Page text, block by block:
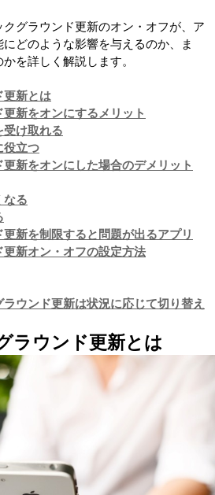
グラウンド更新のオン・オフが、ア
どのような影響を与えるのか、ま
を詳しく解説します。
更新とは
新をオンにするメリット
け取れる
役立つ
新をオンにした場合のデメリット
る
新を制限すると問題が出るアプリ
新オン・オフの設定方法
ウンド更新は状況に応じて切り替え
ラウンド更新とは